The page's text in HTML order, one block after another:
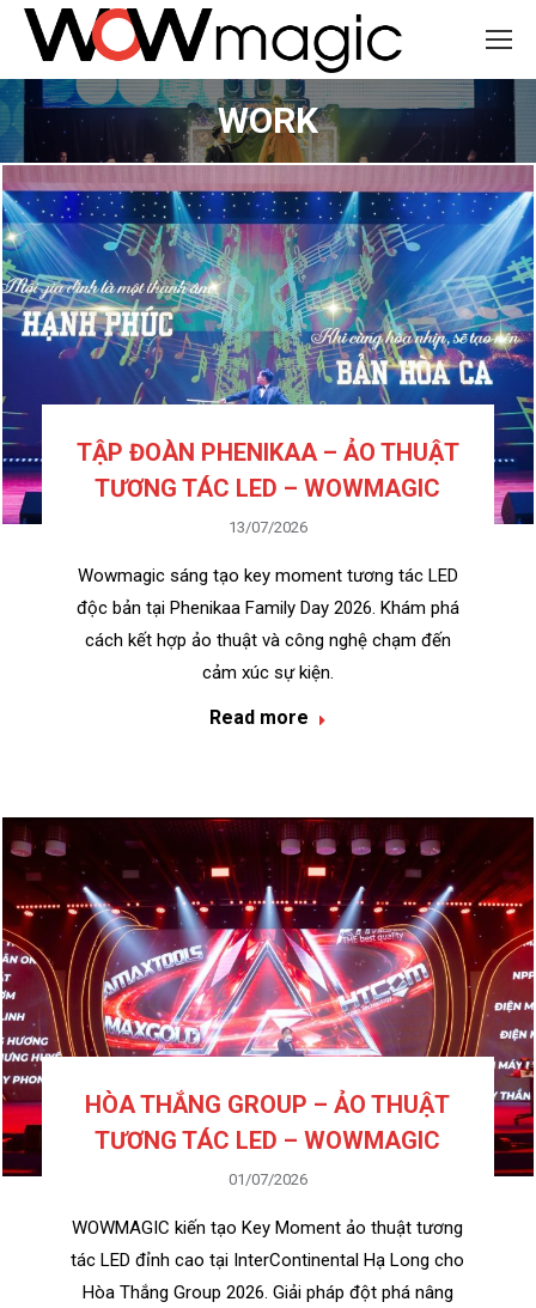
WORK
You are here:
TẬP ĐOÀN PHENIKAA – ẢO THUẬT
TƯƠNG TÁC LED – WOWMAGIC
13/07/2026
Wowmagic sáng tạo key moment tương tác LED
độc bản tại Phenikaa Family Day 2026. Khám phá
cách kết hợp ảo thuật và công nghệ chạm đến
cảm xúc sự kiện.
Read more
HÒA THẮNG GROUP – ẢO THUẬT
TƯƠNG TÁC LED – WOWMAGIC
01/07/2026
WOWMAGIC kiến tạo Key Moment ảo thuật tương
tác LED đỉnh cao tại InterContinental Hạ Long cho
Hòa Thắng Group 2026. Giải pháp đột phá nâng